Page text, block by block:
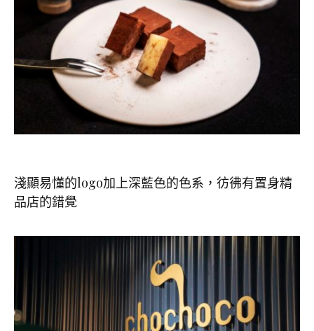
淺顯易懂的logo加上深藍色的色系，彷彿有置身精
品店的錯覺